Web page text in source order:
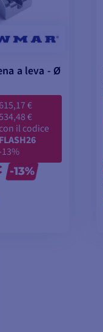
a leva - Ø
615,17 €
€
con il codice
FLASH26
-13%
-13%
AL